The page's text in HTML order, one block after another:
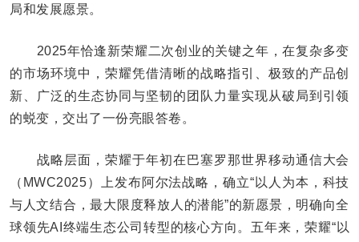
局和发展愿景。
2025年恰逢新荣耀二次创业的关键之年，在复杂多变
的市场环境中，荣耀凭借清晰的战略指引、极致的产品创
新、广泛的生态协同与坚韧的团队力量实现从破局到引领
的蜕变，交出了一份亮眼答卷。
战略层面，荣耀于年初在巴塞罗那世界移动通信大会
（MWC2025）上发布阿尔法战略，确立“以人为本，科技
与人文结合，最大限度释放人的潜能”的新愿景，明确向全
球领先AI终端生态公司转型的核心方向。五年来，荣耀“以